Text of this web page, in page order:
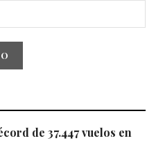
de 37.447 vuelos en